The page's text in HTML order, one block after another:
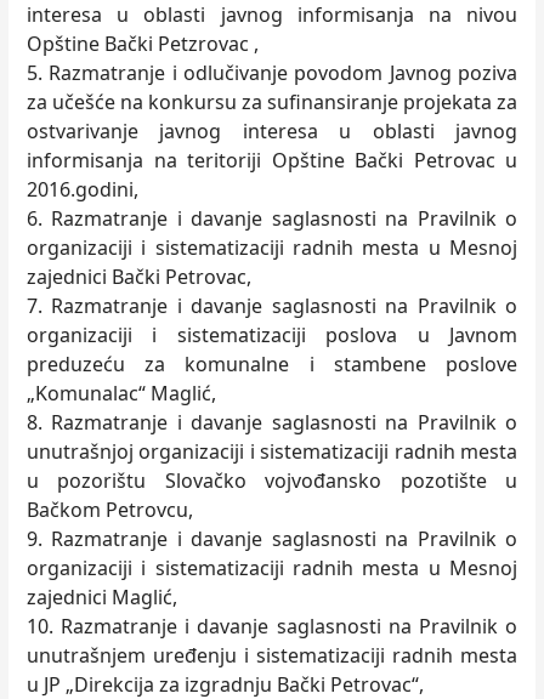
interesa u oblasti javnog informisanja na nivou
Opštine Bački Petzrovac ,
5. Razmatranje i odlučivanje povodom Javnog poziva
za učešće na konkursu za sufinansiranje projekata za
ostvarivanje javnog interesa u oblasti javnog
informisanja na teritoriji Opštine Bački Petrovac u
2016.godini,
6. Razmatranje i davanje saglasnosti na Pravilnik o
organizaciji i sistematizaciji radnih mesta u Mesnoj
zajednici Bački Petrovac,
7. Razmatranje i davanje saglasnosti na Pravilnik o
organizaciji i sistematizaciji poslova u Javnom
preduzeću za komunalne i stambene poslove
„Komunalac“ Maglić,
8. Razmatranje i davanje saglasnosti na Pravilnik o
unutrašnjoj organizaciji i sistematizaciji radnih mesta
u pozorištu Slovačko vojvođansko pozotište u
Bačkom Petrovcu,
9. Razmatranje i davanje saglasnosti na Pravilnik o
organizaciji i sistematizaciji radnih mesta u Mesnoj
zajednici Maglić,
10. Razmatranje i davanje saglasnosti na Pravilnik o
unutrašnjem uređenju i sistematizaciji radnih mesta
u JP „Direkcija za izgradnju Bački Petrovac“,